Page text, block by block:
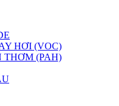
HƠI (VOC)
THƠM (PAH)